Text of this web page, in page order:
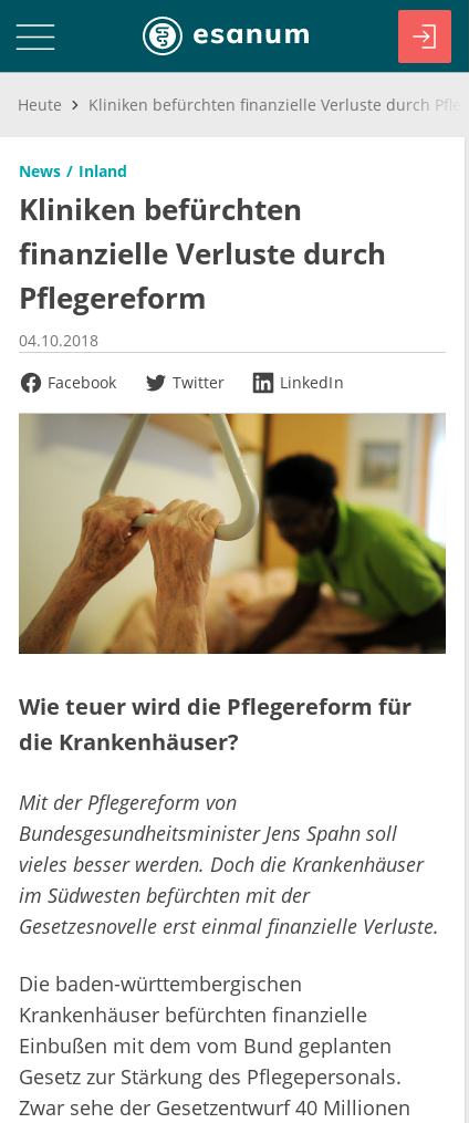
Heute
News Inland
Kliniken befürchten
finanzielle Verluste durch
Pflegereform
04.10.2018
Facebook
Twitter LinkedIn
Wie teuer wird die Pflegereform für
die Krankenhäuser?
Mit der Pflegereform von
Bundesgesundheitsminister Jens Spahn soll
vieles besser werden. Doch die Krankenhäuser
im Südwesten befürchten mit der
Gesetzesnovelle erst einmal finanzielle Verluste.
Die baden-württembergischen
Krankenhäuser befürchten finanzielle
Einbußen mit dem vom Bund geplanten
Gesetz zur Stärkung des Pflegepersonals.
Zwar sehe der Gesetzentwurf 40 Millionen